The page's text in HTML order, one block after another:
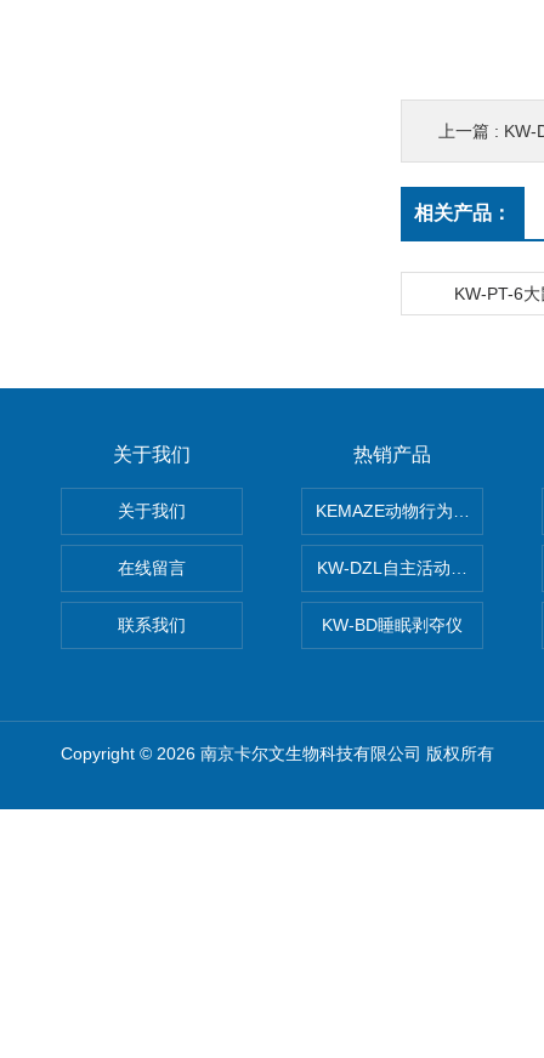
上一篇 : KW-
相关产品：
KW-PT-6
关于我们
关于我们
在线留言
联系我们
热销产品
KEMAZE动物行为学分析系统
KW-DZL自主活动转轮系统
KW-BD睡眠剥夺仪
Copyright © 2026 南京卡尔文生物科技有限公司 版权所有